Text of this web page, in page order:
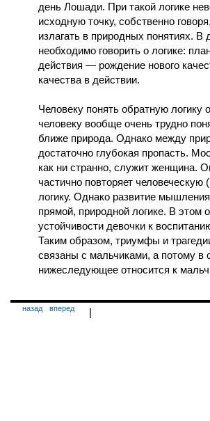
день Лошади. При такой логике
исходную точку, собственно
излагать в природных понятиях. В
необходимо говорить о логике:
действия — рождение нового
качества в действии.
Человеку понять обратную логику
человеку вообще очень трудно
ближе природа. Однако между
достаточно глубокая пропасть.
как ни странно, служит женщина.
частично повторяет
логику. Однако развитие
прямой, природной логике. В этом
устойчивости девочки к
Таким образом, триумфы и
связаны с мальчиками, а потому в
нижеследующее относится к
назад |
вперед